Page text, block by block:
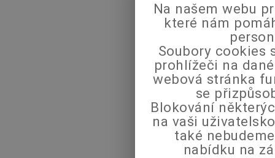
Na našem webu
které nám
Soubory cookies
prohlížeči na
webová stránka
se
Blokování
na vaši
také
nabídku na